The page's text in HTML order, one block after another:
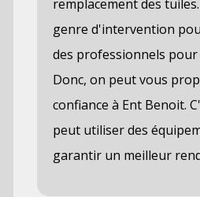
remplacement des
genre d'intervention
des professionnels
Donc, on peut vous
confiance à Ent Benoit.
peut utiliser des
garantir un meilleur